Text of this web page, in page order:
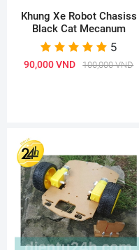
Khung Xe Robot Chasiss
Black Cat Mecanum
5
90,000 VND 100,000 VND